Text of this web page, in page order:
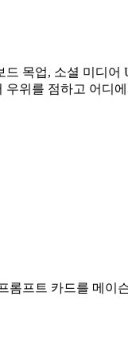
목업, 소셜 미디
우위를 점하고 어
롬프트 카드를 메